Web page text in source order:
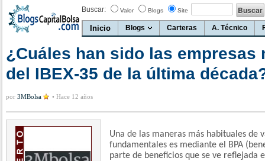
Buscar: Valor Blogs Site
Inicio Blogs Carteras A. Técnico
¿Cuáles han sido las empresas
del IBEX-35 de la última
por 3MBolsa • Hace 12 años
Una de las maneras más habituales de
fundamentales es mediante el BPA
parte de beneficios que se ve reflejada